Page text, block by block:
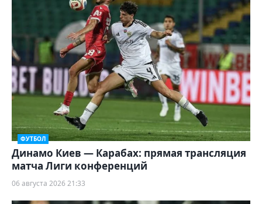
ФУТБОЛ
Динамо Киев — Карабах: прямая трансляция
матча Лиги конференций
06 августа 2026 21:33